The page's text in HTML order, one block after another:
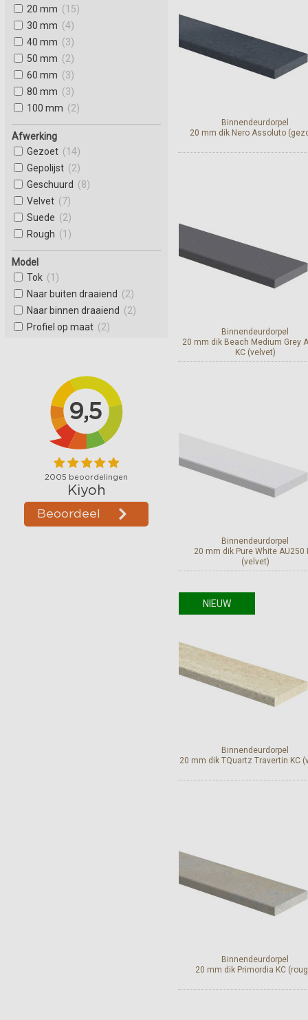
Binnendeurdorpel
20 mm dik Nero Assoluto
Binnendeurdorpel
20 mm dik Beach Medium Grey
KC (velvet)
Binnendeurdorpel
20 mm dik Pure White AU250
(velvet)
Bekijk en bestel
NIEUW
Binnendeurdorpel
20 mm dik TQuartz Travertin KC
Binnendeurdorpel
20 mm dik Primordia KC
20 mm (15)
30 mm (4)
40 mm (3)
50 mm (2)
60 mm (3)
80 mm (3)
100 mm (2)
Afwerking
Gezoet (14)
Gepolijst (2)
Geschuurd (8)
Velvet (7)
Suede (2)
Rough (1)
Model
Tok (1)
Naar buiten draaiend (2)
Naar binnen draaiend (2)
Profiel op maat (2)